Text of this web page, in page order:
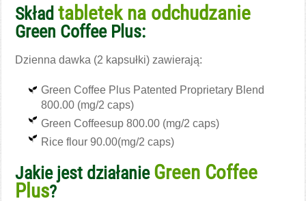
Składtabletek na odchudzanie
Green Coffee Plus:
Dzienna dawka (2 kapsułki) zawierają:
Green Coffee Plus Patented Proprietary Blend
800.00 (mg/2 caps)
Green Coffeesup 800.00 (mg/2 caps)
Rice flour 90.00(mg/2 caps)
Jakie jest działanie Green Coffee
Plus?